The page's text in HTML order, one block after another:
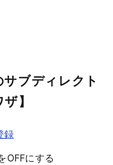
ブディレクト
】
録
OFFにする